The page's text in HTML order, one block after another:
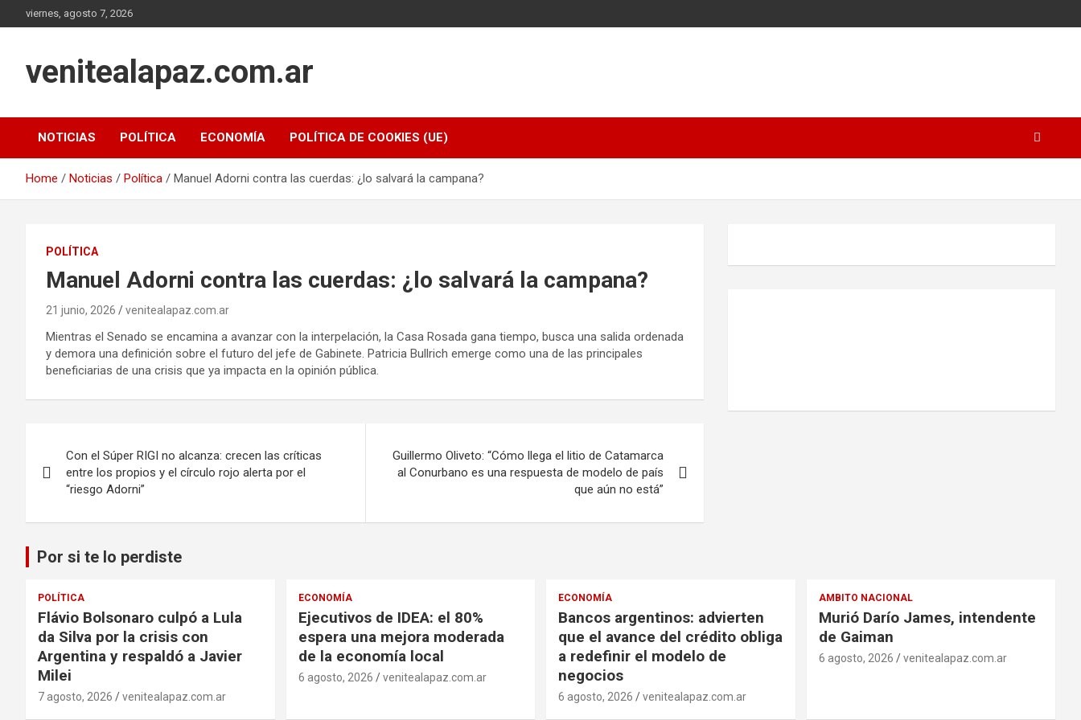
to
viernes, agosto 7, 2026
venitealapaz.com.ar
NOTICIAS POLÍTICA ECONOMÍA POLÍTICA DE COOKIES (UE)
Home Noticias Política Manuel Adorni contra las cuerdas: ¿lo salvará la campana?
POLÍTICA
Manuel Adorni contra las cuerdas: ¿lo salvará la campana?
21 junio, 2026 venitealapaz.com.ar
Mientras el Senado se encamina a avanzar con la interpelación, la Casa Rosada gana tiempo, busca una salida ordenada
y demora una definición sobre el futuro del jefe de Gabinete. Patricia Bullrich emerge como una de las principales
beneficiarias de una crisis que ya impacta en la opinión pública.
de
entradas
Con el Súper RIGI no alcanza: crecen las críticas
entre los propios y el círculo rojo alerta por el
“riesgo Adorni”
Guillermo Oliveto: “Cómo llega el litio de Catamarca
al Conurbano es una respuesta de modelo de país
que aún no está”
Por si te lo perdiste
POLÍTICA
Flávio Bolsonaro culpó a Lula
da Silva por la crisis con
Argentina y respaldó a Javier
Milei
7 agosto, 2026 venitealapaz.com.ar
ECONOMÍA
Ejecutivos de IDEA: el 80%
espera una mejora moderada
de la economía local
6 agosto, 2026 venitealapaz.com.ar
ECONOMÍA
Bancos argentinos: advierten
que el avance del crédito obliga
a redefinir el modelo de
negocios
6 agosto, 2026 venitealapaz.com.ar
AMBITO NACIONAL
Murió Darío James, intendente
de Gaiman
6 agosto, 2026 venitealapaz.com.ar